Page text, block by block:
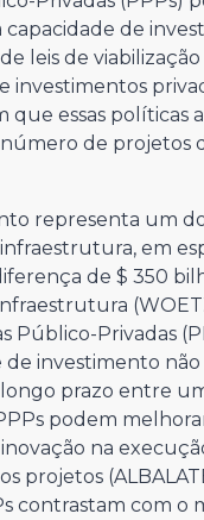
de
leis de
investimentos
que essas políticas
de projetos
representa um
em
de $ 350
Público-Privadas
investimento
prazo entre
podem
na
projetos
contrastam com